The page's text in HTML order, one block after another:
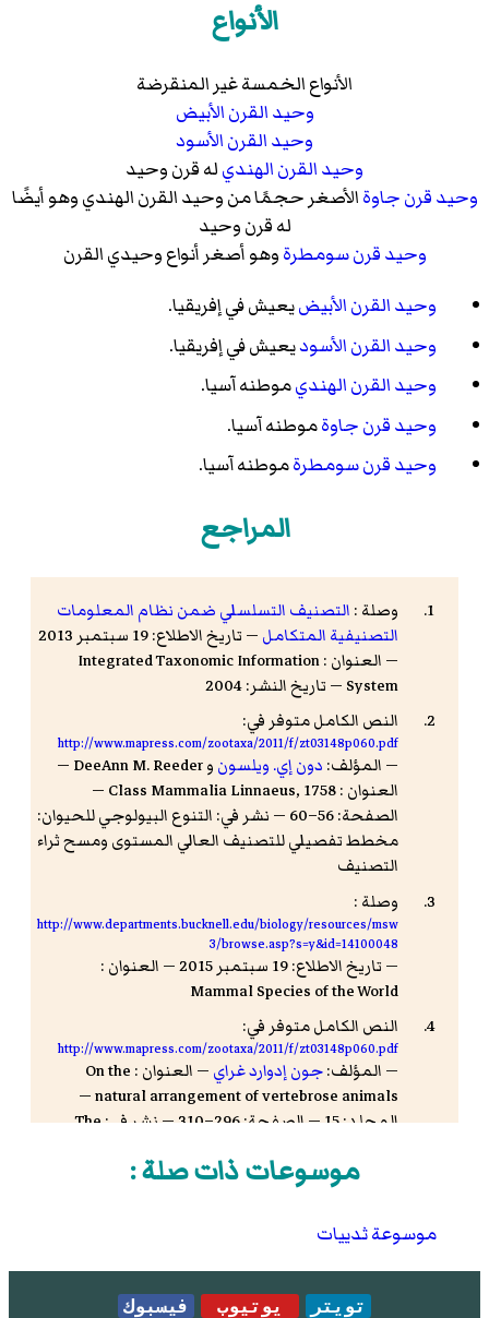
الأنواع
الأنواع الخمسة غير المنقرضة
وحيد القرن الأبيض
وحيد القرن الأسود
وحيد القرن الهنديله قرن وحيد
وحيد قرن جاوةالأصغر حجمًا من وحيد القرن الهندي وهو أيضًا
له قرن وحيد
وحيد قرن سومطرةوهو أصغر أنواع وحيدي القرن
وحيد القرن الأبيضيعيش في إفريقيا.
وحيد القرن الأسوديعيش في إفريقيا.
وحيد القرن الهنديموطنه آسيا.
وحيد قرن جاوةموطنه آسيا.
وحيد قرن سومطرةموطنه آسيا.
المراجع
وصلة : التصنيف التسلسلي ضمن نظام المعلومات
التصنيفية المتكامل
— تاريخ الاطلاع: 19 سبتمبر 2013
— العنوان : Integrated Taxonomic Information
System — تاريخ النشر: 2004
النص الكامل متوفر في:
http://www.mapress.com/zootaxa/2011/f/zt03148p060.pdf
— المؤلف: دون إي. ويلسون
و DeeAnn M. Reeder —
العنوان : Class Mammalia Linnaeus, 1758 —
الصفحة: 56–60 — نشر في: التنوع البيولوجي للحيوان:
مخطط تفصيلي للتصنيف العالي المستوى ومسح ثراء
التصنيف
وصلة :
http://www.departments.bucknell.edu/biology/resources/msw
3/browse.asp?s=y&id=14100048
— تاريخ الاطلاع: 19 سبتمبر 2015 — العنوان :
Mammal Species of the World
النص الكامل متوفر في:
http://www.mapress.com/zootaxa/2011/f/zt03148p060.pdf
— المؤلف:جون إدوارد غراي
— العنوان : On the
natural arrangement of vertebrose animals —
المجلد: 15 — الصفحة: 296–310 — نشر في: The
review
في وسَطِ هامَتِها، زاد الجوهري: يسميها الناس الكَرْكَدّن
شاطئه».ابن منظور،لسان العرب، مادة (حرش).
موسوعات ذات صلة :
موسوعة ثدييات
تويتر يوتيوب فيسبوك